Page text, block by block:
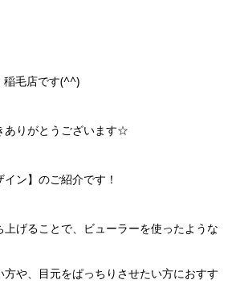
毛店です(^^)
ありがとうございます☆
ン】のご紹介です！
げることで、ビューラーを使ったような
方や、目元をぱっちりさせたい方におすす